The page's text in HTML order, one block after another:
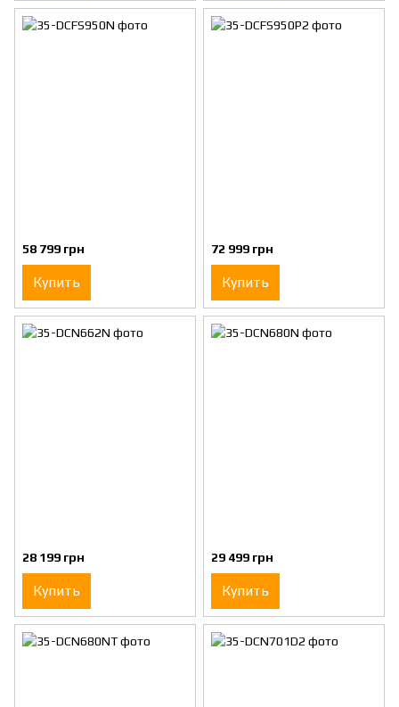
58 799 грн
Купить
72 999 грн
Купить
28 199 грн
Купить
29 499 грн
Купить